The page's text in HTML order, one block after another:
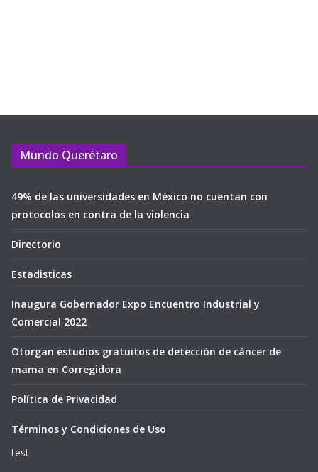
Mundo Querétaro
49% de las universidades en México no cuentan con
protocolos en contra de la violencia
Directorio
Estadisticas
Inaugura Gobernador Expo Encuentro Industrial y
Comercial 2022
Otorgan estudios gratuitos de detección de cáncer de
mama en Corregidora
Política de Privacidad
Términos y Condiciones de Uso
test